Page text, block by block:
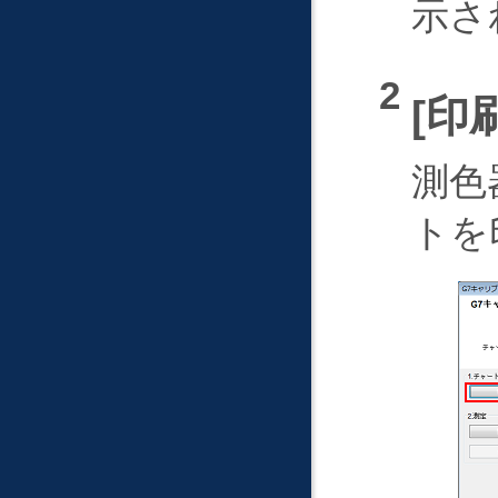
示
印
測色
ト